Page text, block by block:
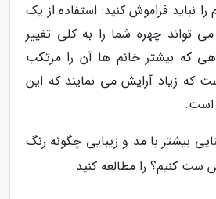
نباید فراموش کنید: استفاده از یک
تواند چهره شما را به کلی تغییر
که بیشتر خانم ها آن را مرتکب
که زیاد آرایش می نمایند که این
است.
بیشتر با مد و زیبایی چگونه رنگ
کنیم؟ را مطالعه کنید.